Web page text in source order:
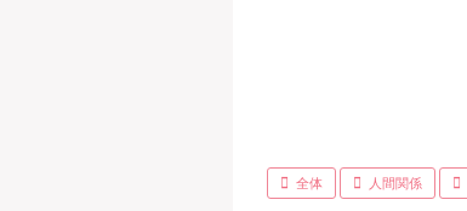
全体 人間関係